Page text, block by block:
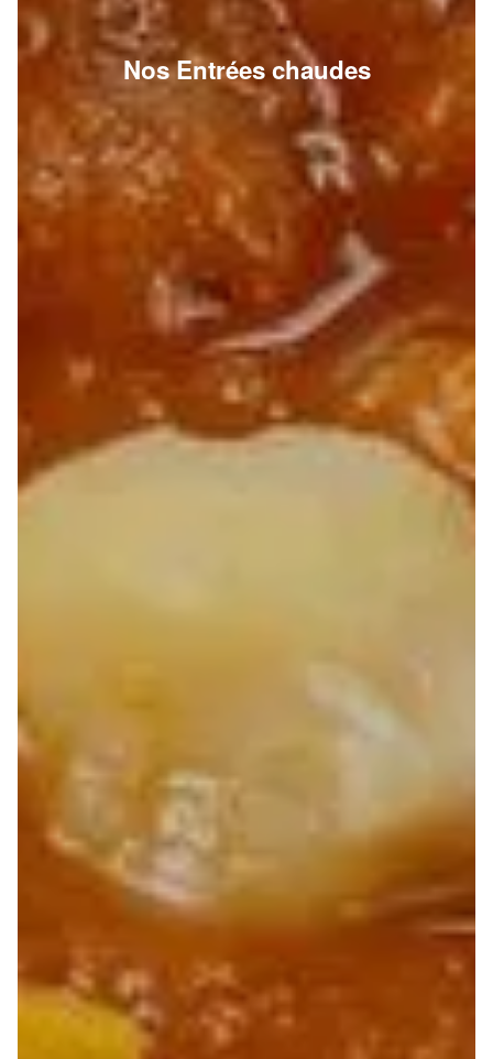
Nos Entrées chaudes